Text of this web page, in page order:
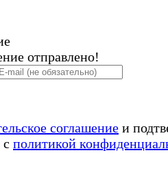
отправлено!
соглашение и
политикой